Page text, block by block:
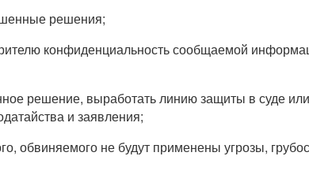
решения;
конфиденциальность сообщаемой
решение, выработать линию защиты в суде
и заявления;
обвиняемого не будут применены угрозы,